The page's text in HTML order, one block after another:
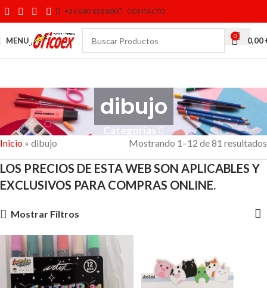
+34 640 158 800 CONTACTO
MENU 0 0,00
dibujo
Categorías
Inicio » dibujo Mostrando 1–12 de 81 resultados
LOS PRECIOS DE ESTA WEB SON APLICABLES Y
EXCLUSIVOS PARA COMPRAS ONLINE.
Mostrar Filtros